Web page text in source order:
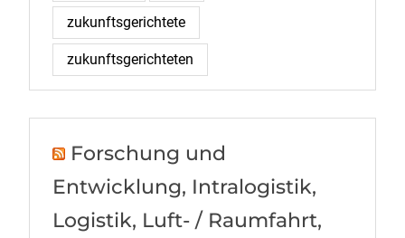
zukunftsgerichtete
zukunftsgerichteten
Forschung und
Entwicklung, Intralogistik,
Logistik, Luft- / Raumfahrt,